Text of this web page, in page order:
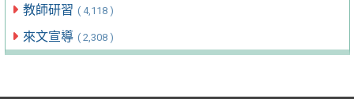
教師研習 ( 4,118 )
來文宣導 ( 2,308 )